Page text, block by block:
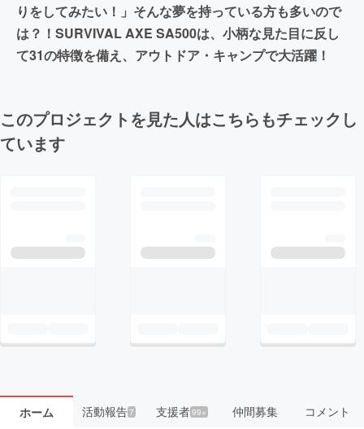
りをしてみたい！」そんな夢を持っている方も多いので
は？！SURVIVAL AXE SA500は、小柄な見た目に反し
て31の特徴を備え、アウトドア・キャンプで大活躍！
このプロジェクトを見た人はこちらもチェックし
ています
ホーム 活動報告7 支援者99+ 仲間募集 コメント